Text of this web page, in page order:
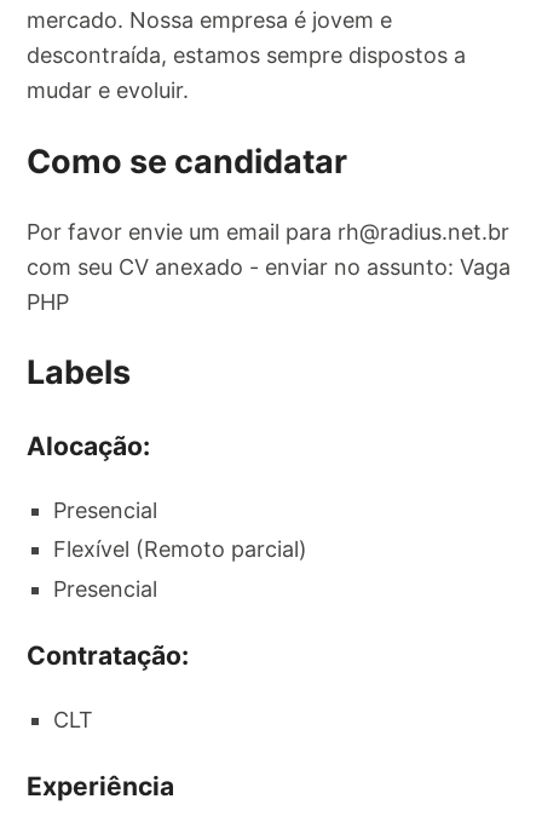
mercado. Nossa empresa é jovem e
descontraída, estamos sempre dispostos a
mudar e evoluir.
Como se candidatar
Por favor envie um email para rh@radius.net.br
com seu CV anexado - enviar no assunto: Vaga
PHP
Labels
Alocação:
Presencial
Flexível (Remoto parcial)
Presencial
Contratação:
CLT
Experiência